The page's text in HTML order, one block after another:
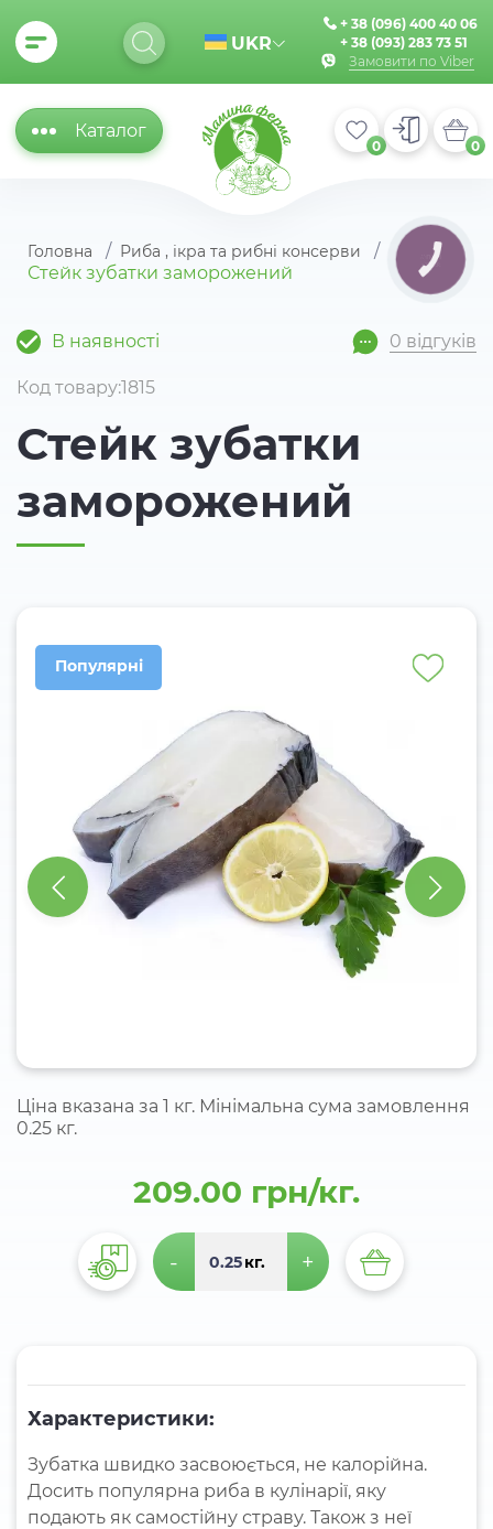
UKR
+ 38 (096) 400 40 06
+ 38 (093) 283 73 51
Замовити по Viber
Каталог
0 0
Головна Риба , ікра та рибні консерви
Стейк зубатки заморожений
Код товару:1815
Стейк зубатки
заморожений
В наявності 0 відгуків
Популярні
Ціна вказана за 1 кг. Мінімальна сума замовлення
0.25 кг.
209.00 грн/кг.
- кг. +
Характеристики:
Зубатка швидко засвоюється, не калорійна.
Досить популярна риба в кулінарії, яку
подають як самостійну страву. Також з неї
КНОПКА
ЗВ'ЯЗКУ